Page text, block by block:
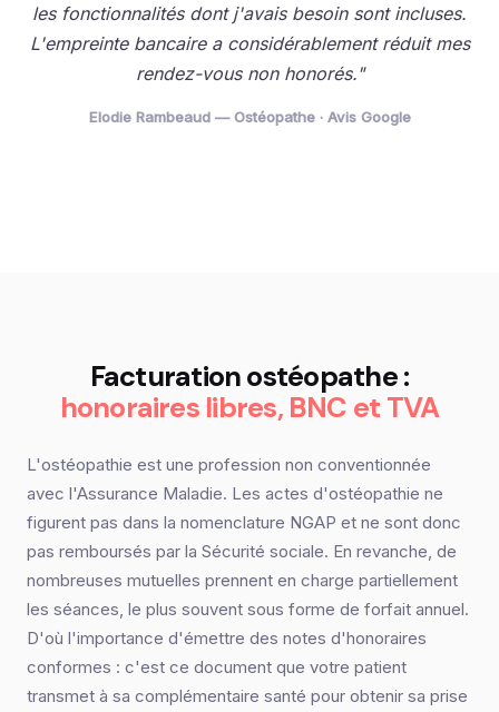
les fonctionnalités dont j'avais besoin sont incluses.
L'empreinte bancaire a considérablement réduit mes
rendez-vous non honorés."
Elodie Rambeaud — Ostéopathe · Avis Google
Facturation ostéopathe :
honoraires libres, BNC et TVA
L'ostéopathie est une profession non conventionnée
avec l'Assurance Maladie. Les actes d'ostéopathie ne
figurent pas dans la nomenclature NGAP et ne sont donc
pas remboursés par la Sécurité sociale. En revanche, de
nombreuses mutuelles prennent en charge partiellement
les séances, le plus souvent sous forme de forfait annuel.
D'où l'importance d'émettre des notes d'honoraires
conformes : c'est ce document que votre patient
transmet à sa complémentaire santé pour obtenir sa prise